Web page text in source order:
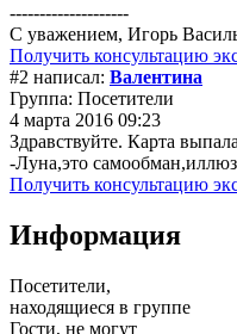
--------------------
С уважением, Игорь
Получить консультацию
#2 написал: Валентина
Группа: Посетители
4 марта 2016 09:23
Здравствуйте. Карта
-Луна,это
Получить консультацию
Информация
Посетители,
находящиеся в группе
Гости, не могут